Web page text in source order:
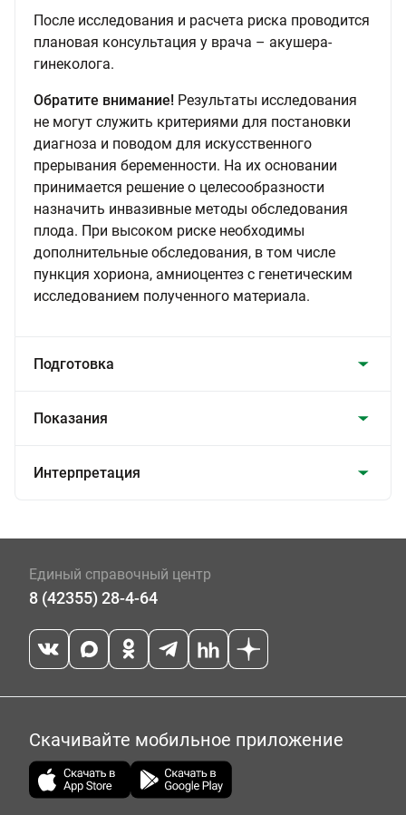
После исследования и расчета риска проводится
плановая консультация у врача – акушера-
гинеколога.
Обратите внимание! Результаты исследования
не могут служить критериями для постановки
диагноза и поводом для искусственного
прерывания беременности. На их основании
принимается решение о целесообразности
назначить инвазивные методы обследования
плода. При высоком риске необходимы
дополнительные обследования, в том числе
пункция хориона, амниоцентез с генетическим
исследованием полученного материала.
Подготовка
Показания
Интерпретация
Единый справочный центр
8 (42355) 28-4-64
Скачивайте мобильное приложение